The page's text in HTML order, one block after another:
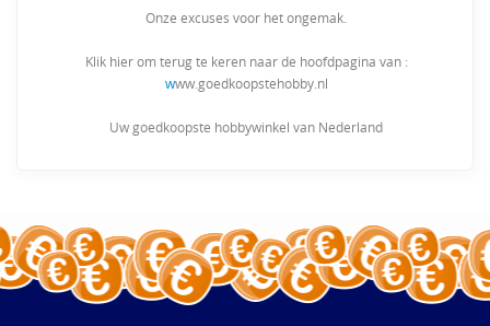
Onze excuses voor het ongemak.
Klik hier om terug te keren naar de hoofdpagina van :
www.goedkoopstehobby.nl
Uw goedkoopste hobbywinkel van Nederland